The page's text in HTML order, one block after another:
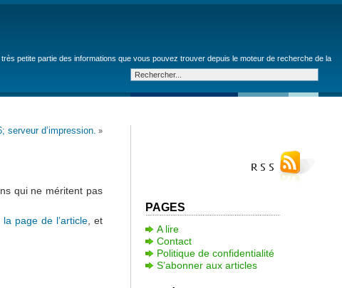
petite partie des informations que vous pouvez trouver depuis le moteur de recherche de la
serveur d’impression. »
qui ne méritent pas
page de l’article, et
PAGES
A lire
Contact
Politique de confidentialité
S’abonner aux articles